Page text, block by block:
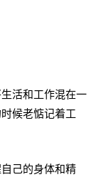
活和工作混在一
候老惦记着工
己的身体和精